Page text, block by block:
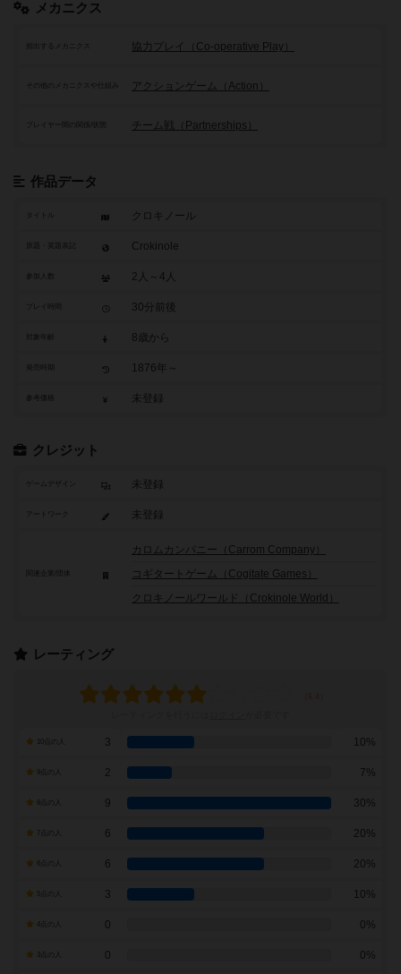
メカニクス
頻出するメカニクス 協力プレイ（Co-operative Play）
その他のメカニクスや仕組み アクションゲーム（Action）
プレイヤー間の関係/状態 チーム戦（Partnerships）
作品データ
タイトル クロキノール
Crokinole
参加人数 2人～4人
30分前後
8歳から
1876年～
参考価格 未登録
クレジット
ゲームデザイン 未登録
アートワーク 未登録
カロムカンパニー（Carrom Company）
コギタートゲーム（Cogitate Games）
クロキノールワールド（Crokinole World）
レーティング
3 10%
2 7%
9 30%
7点の人 6 20%
6 20%
3 10%
0 0%
0 0%